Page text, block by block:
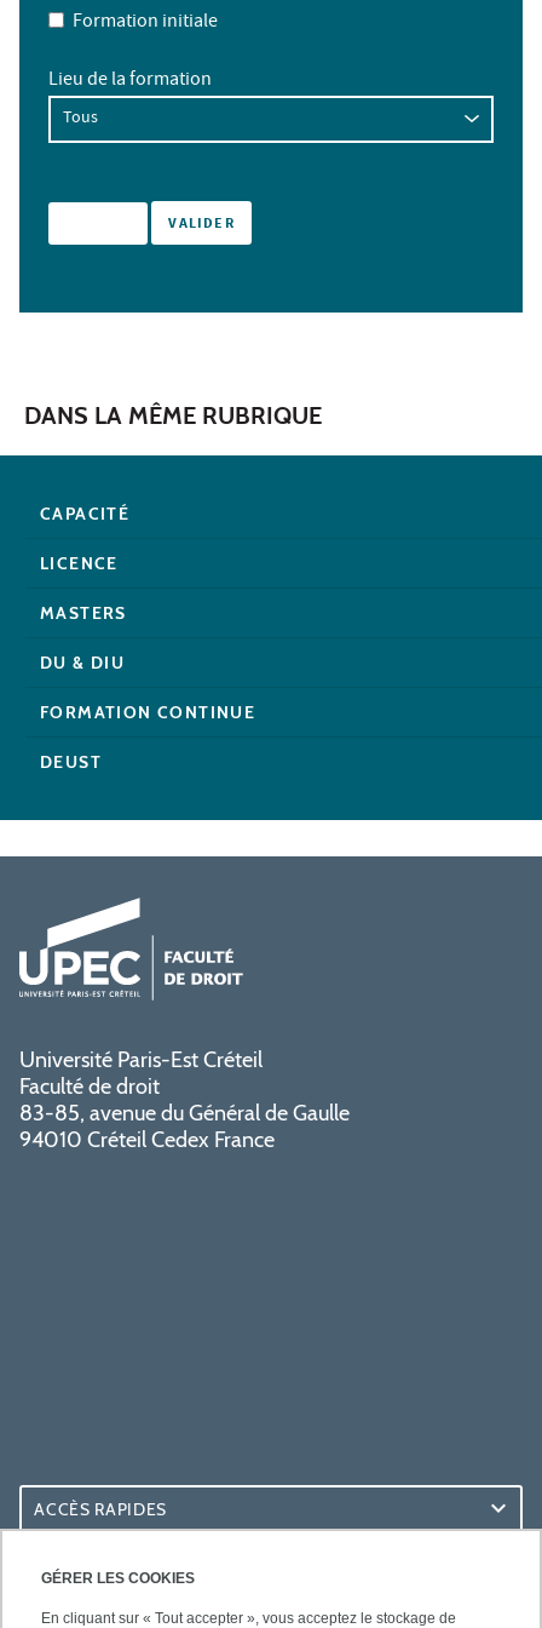
GÉRER LES COOKIES
En cliquant sur « Tout accepter », vous acceptez le stockage de
Formation initiale
Lieu de la formation
DANS LA MÊME RUBRIQUE
CAPACITÉ
LICENCE
MASTERS
DU & DIU
FORMATION CONTINUE
DEUST
Université Paris-Est Créteil
Faculté de droit
83-85, avenue du Général de Gaulle
94010 Créteil Cedex France
ACCÈS RAPIDES
ACCÈS PRATIQUES